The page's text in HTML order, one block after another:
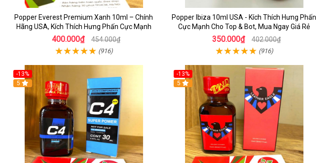
Popper Everest Premium Xanh 10ml – Chính
Hãng USA, Kích Thích Hưng Phấn Cực Mạnh
400.000₫ 454.000₫
(916)
Popper Ibiza 10ml USA - Kích Thích Hưng Phấn
Cực Mạnh Cho Top & Bot, Mua Ngay Giá Rẻ
350.000₫ 402.000₫
(916)
-13%
5
-13%
5